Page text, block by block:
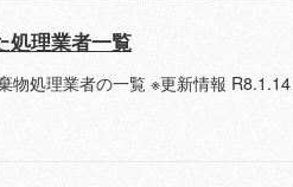
処理業者一覧
処理業者の一覧 ※更新情報